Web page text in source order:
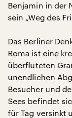
Benjamin in der
sein „Weg des
Das Berliner
Roma ist eine
überfluteten
unendlichen
Besucher und
Sees befindet
für Tag versinkt